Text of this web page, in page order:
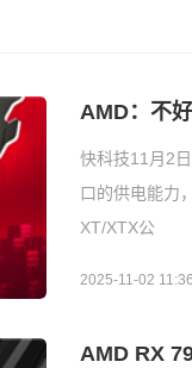
AMD：不
快科技11月2
口的供电能力
XT/XTX公
2025-11-02 11:36
AMD RX